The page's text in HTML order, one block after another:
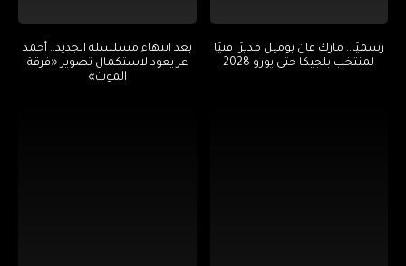
رسميًا.. مارك فان بوميل مديرًا فنيًا
لمنتخب بلجيكا حتى يورو 2028
بعد انتهاء مسلسله الجديد.. أحمد
عز يعود لاستكمال تصوير «فرقة
الموت»